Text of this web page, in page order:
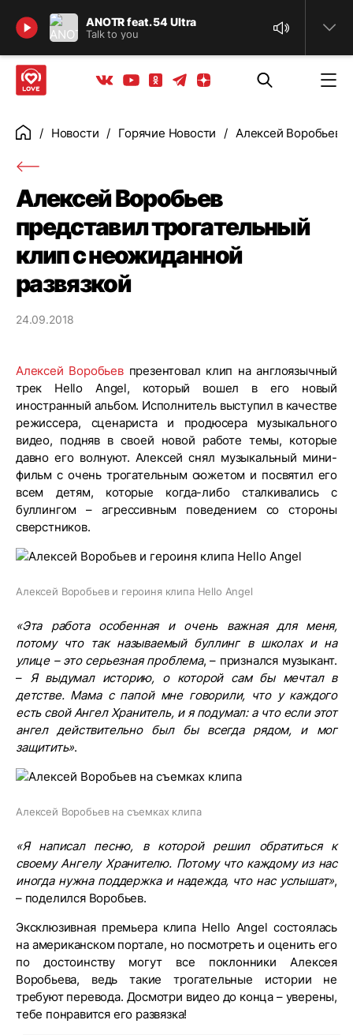
ANOTR feat. 54 Ultra
Talk to you
Найти
Вконтакте
YoutubeОдноклассники
ТелеграмЯндекс дзен
ГлавнаяНовости Горячие Новости Алексей Воробьев
Алексей Воробьев
представил трогательный
клип с неожиданной
развязкой
24.09.2018
Алексей Воробьевпрезентовал клип на англоязычный
трек Hello Angel, который вошел в его новый
иностранный альбом. Исполнитель выступил в качестве
режиссера, сценариста и продюсера музыкального
видео, подняв в своей новой работе темы, которые
давно его волнуют. Алексей снял музыкальный мини-
фильм с очень трогательным сюжетом и посвятил его
всем детям, которые когда-либо сталкивались с
буллингом – агрессивным поведением со стороны
сверстников.
Алексей Воробьев и героиня клипа Hello Angel
«Эта работа особенная и очень важная для меня,
потому что так называемый буллинг в школах и на
улице – это серьезная проблема, – признался музыкант.
– Я выдумал историю, о которой сам бы мечтал в
детстве. Мама с папой мне говорили, что у каждого
есть свой Ангел Хранитель, и я подумал: а что если этот
ангел действительно был бы всегда рядом, и мог
защитить».
Алексей Воробьев на съемках клипа
«Я написал песню, в которой решил обратиться к
своему Ангелу Хранителю. Потому что каждому из нас
иногда нужна поддержка и надежда, что нас услышат»,
– поделился Воробьев.
Эксклюзивная премьера клипа Hello Angel состоялась
на американском портале, но посмотреть и оценить его
по достоинству могут все поклонники Алексея
Воробьева, ведь такие трогательные истории не
требуют перевода. Досмотри видео до конца – уверены,
тебе понравится его развязка!